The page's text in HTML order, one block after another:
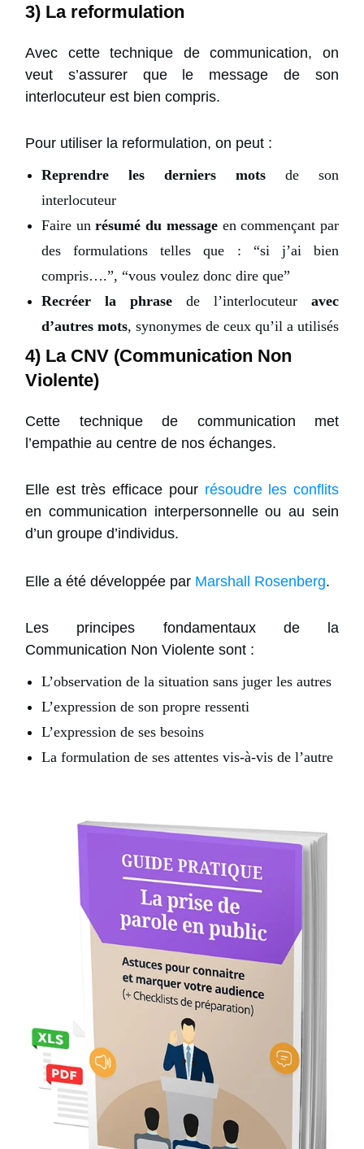
3) La reformulation
Avec cette technique de communication, on
veut s’assurer que le message de son
interlocuteur est bien compris.
Pour utiliser la reformulation, on peut :
Reprendre les derniers mots de son
interlocuteur
Faire unrésumé du messageen commençant par
des formulations telles que : “si j’ai bien
compris….”, “vous voulez donc dire que”
Recréer la phrase de l’interlocuteur avec
d’autres mots, synonymes de ceux qu’il a utilisés
4) La CNV (Communication Non
Violente)
Cette technique de communication met
l’empathie au centre de nos échanges.
Elle est très efficace pour résoudre les conflits
en communication interpersonnelle ou au sein
d’un groupe d’individus.
Elle a été développée par Marshall Rosenberg.
Les principes fondamentaux de la
Communication Non Violente sont :
L’observation de la situation sans juger les autres
L’expression de son propre ressenti
L’expression de ses besoins
La formulation de ses attentes vis-à-vis de l’autre